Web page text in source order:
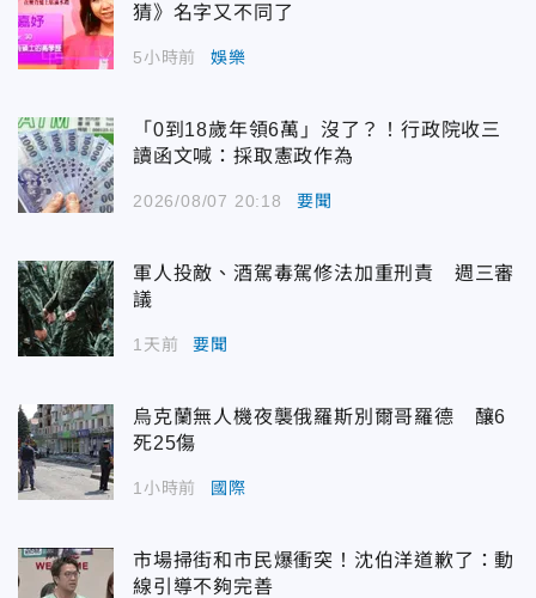
猜》名字又不同了
5小時前 娛樂
「0到18歲年領6萬」沒了？！行政院收三
讀函文喊：採取憲政作為
2026/08/07 20:18 要聞
軍人投敵、酒駕毒駕修法加重刑責 週三審
議
1天前 要聞
烏克蘭無人機夜襲俄羅斯別爾哥羅德 釀6
死25傷
1小時前 國際
市場掃街和市民爆衝突！沈伯洋道歉了：動
線引導不夠完善